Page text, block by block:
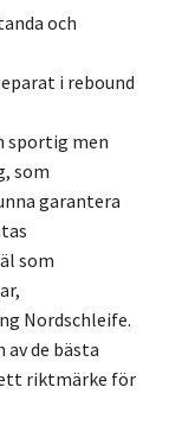
och
i rebound
sportig men
som
garantera
som
Nordschleife.
av de bästa
riktmärke för